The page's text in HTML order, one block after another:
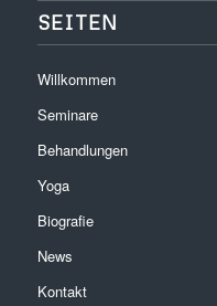
SEITEN
Willkommen
Seminare
Behandlungen
Yoga
Biografie
News
Kontakt